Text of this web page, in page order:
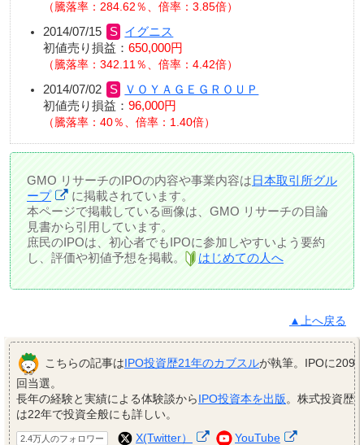
騰落率：284.62％、倍率：3.85倍
2014/07/15
イグニス
初値売り損益： 650,000円
騰落率：342.11％、倍率：4.42倍
2014/07/02
ＶＯＹＡＧＥＧＲＯＵＰ
初値売り損益： 96,000円
騰落率：40％、倍率：1.40倍
GMO リサーチのIPOの内容や事業内容は日本取引所グル
ープ
に掲載されています。
本ページで掲載している画像は、GMO リサーチの目論
見書から引用しています。
庶民のIPOは、初心者でもIPOに参加しやすいよう要約
し、評価や初値予想を掲載。
はじめての人へ
▲上へ戻る
こちらの記事はIPO投資歴21年のカブスルが執筆。IPOに209
回当選。
長年の経験と実績による体験談からIPO投資本を出版。株式投資歴
は22年で投資全般にも詳しい。
2.4万人のフォロワー X(Twitter） YouTube